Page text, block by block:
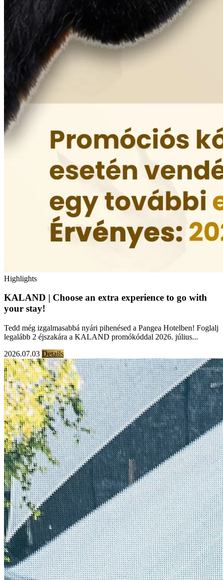
Highlights
KALAND | Choose an extra experience to go with
your stay!
Tedd még izgalmasabbá nyári pihenésed a Pangea Hotelben! Foglalj
legalább 2 éjszakára a KALAND promókóddal 2026. július...
2026.07.03 Details